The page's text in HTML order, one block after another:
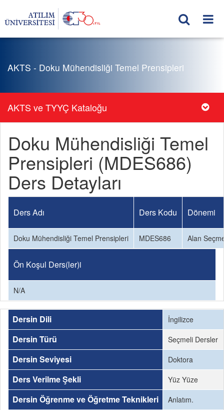
AKTS - Doku Mühendisliği Temel Prensipleri
AKTS ve TYYÇ Kataloğu
Doku Mühendisliği Temel
Prensipleri (MDES686)
Ders Detayları
Ders Adı Ders Kodu Dönemi
Doku Mühendisliği Temel Prensipleri MDES686 Alan
Ön Koşul Ders(ler)i
N/A
Dersin Dili İngilizce
Dersin Türü Seçmeli Dersler
Dersin Seviyesi Doktora
Ders Verilme Şekli Yüz Yüze
Dersin Öğrenme ve Öğretme Teknikleri Anlatım.